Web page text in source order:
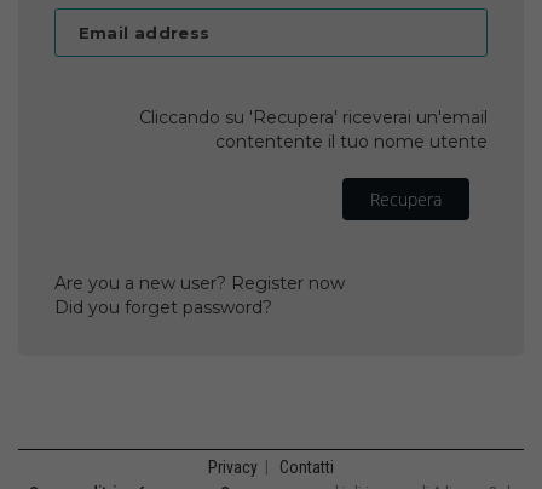
Email address
Cliccando su 'Recupera' riceverai un'email
contentente il tuo nome utente
Recupera
Are you a new user? Register now
Did you forget password?
Privacy Contatti